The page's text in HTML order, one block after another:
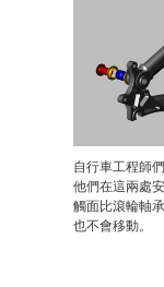
自行車工程師
他們在這兩處
觸面比滾輪軸
也不會移動。